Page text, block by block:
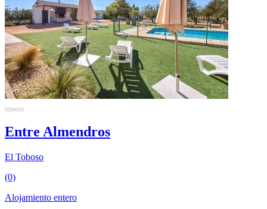
Entre Almendros
El Toboso
(0)
Alojamiento entero